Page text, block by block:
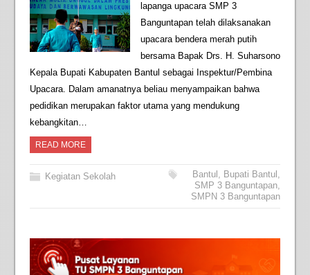
lapanga upacara SMP 3
Banguntapan telah dilaksanakan
upacara bendera merah putih
bersama Bapak Drs. H. Suharsono
Kepala Bupati Kabupaten Bantul sebagai Inspektur/Pembina
Upacara. Dalam amanatnya beliau menyampaikan bahwa
pedidikan merupakan faktor utama yang mendukung
kebangkitan…
READ MORE
Kegiatan Sekolah Bantul , Bupati Bantul ,
SMP 3 Banguntapan,
SMPN 3 Banguntapan